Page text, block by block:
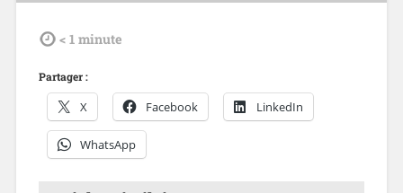
tdl < 1 minute
Partager :
X Facebook LinkedIn
WhatsApp